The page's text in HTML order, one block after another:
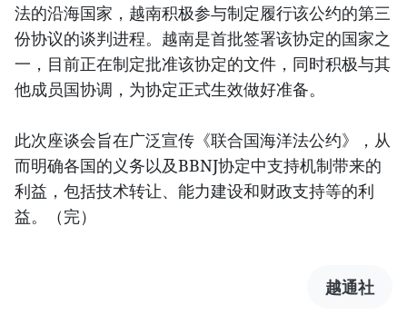
法的沿海国家，越南积极参与制定履行该公约的第三
份协议的谈判进程。越南是首批签署该协定的国家之
一，目前正在制定批准该协定的文件，同时积极与其
他成员国协调，为协定正式生效做好准备。
此次座谈会旨在广泛宣传《联合国海洋法公约》，从
而明确各国的义务以及BBNJ协定中支持机制带来的
利益，包括技术转让、能力建设和财政支持等的利
益。（完）
越通社